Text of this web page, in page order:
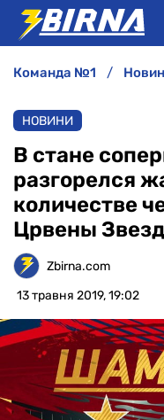
АНАЛІТИКА
ІНТЕРВ'Ю
РІЗНЕ
БУКМЕКЕРИ
команда №1
НОВИНИ
В стане
разгорелся
количестве
Црвены
Zbirna.com
13 травня 2019, 19:02